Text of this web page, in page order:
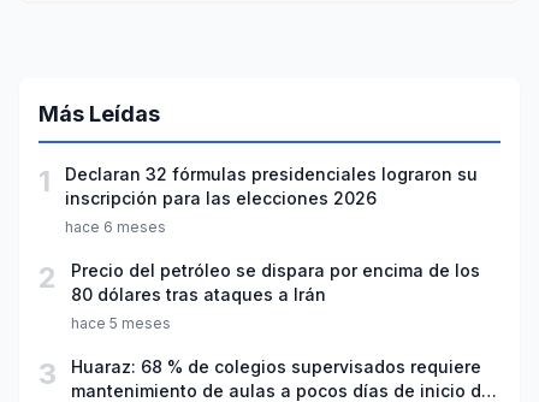
Más Leídas
1
Declaran 32 fórmulas presidenciales lograron su
inscripción para las elecciones 2026
hace 6 meses
2
Precio del petróleo se dispara por encima de los
80 dólares tras ataques a Irán
hace 5 meses
3
Huaraz: 68 % de colegios supervisados requiere
mantenimiento de aulas a pocos días de inicio del